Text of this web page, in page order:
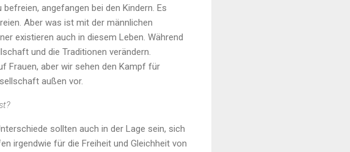
angefangen bei den Kindern. Es
Aber was ist mit der männlichen
existieren auch in diesem Leben. Während
und die Traditionen verändern.
Frauen, aber wir sehen den Kampf für
außen vor.
sollten auch in der Lage sein, sich
irgendwie für die Freiheit und Gleichheit von